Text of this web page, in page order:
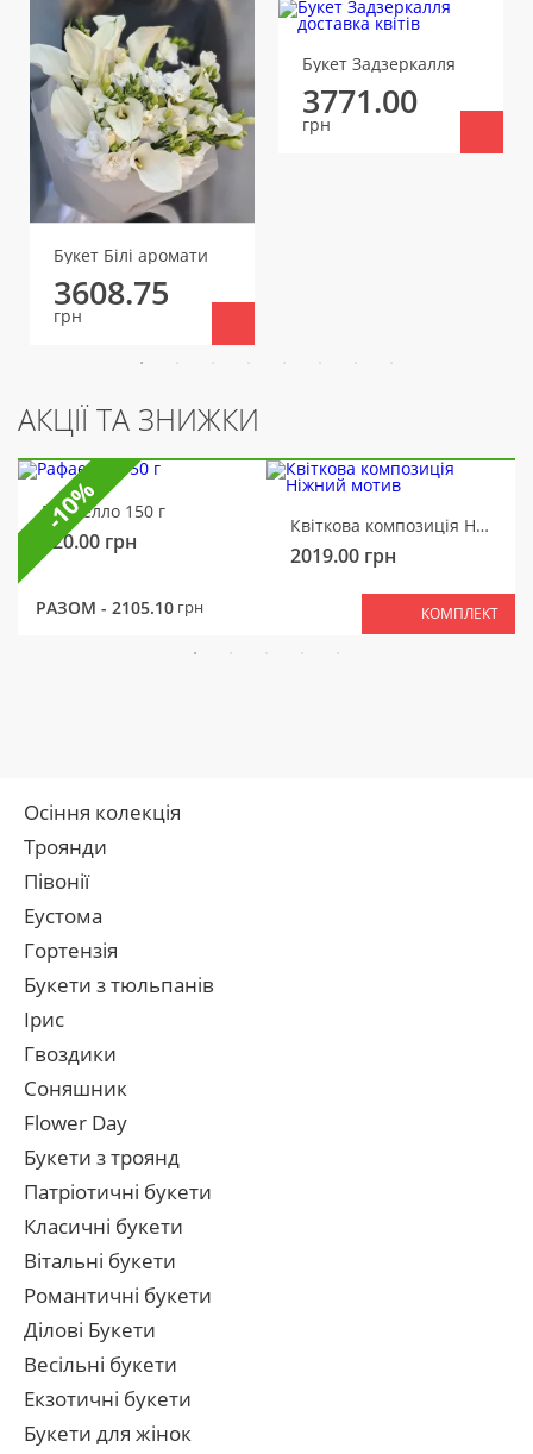
Букет Білі аромати
3608.75
грн
Букет Задзеркалля
3771.00
грн
АКЦІЇ ТА ЗНИЖКИ
Рафаелло 150 г
320.00 грн
Квіткова композиція Ніжний мотив
2019.00 грн
РАЗОМ - 2105.10 грн КОМПЛЕКТ
-10%
Осіння колекція
Троянди
Півонії
Еустома
Гортензія
Букети з тюльпанів
Ірис
Гвоздики
Соняшник
Flower Day
Букети з троянд
Патріотичні букети
Класичні букети
Вітальні букети
Романтичні букети
Ділові Букети
Весільні букети
Екзотичні букети
Букети для жінок